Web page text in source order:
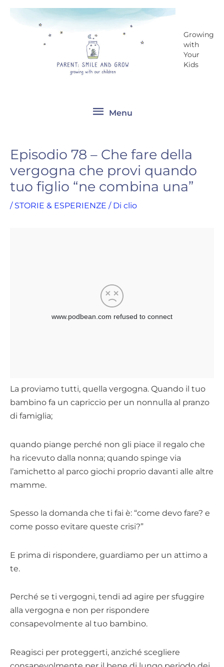
Growing
with
Your
Kids
Menu
Menu
Episodio 78 – Che fare della
vergogna che provi quando
tuo figlio “ne combina una”
/ STORIE & ESPERIENZE / Di clio
La proviamo tutti, quella vergogna. Quando il tuo
bambino fa un capriccio per un nonnulla al pranzo
di famiglia;
quando piange perché non gli piace il regalo che
ha ricevuto dalla nonna; quando spinge via
l’amichetto al parco giochi proprio davanti alle altre
mamme.
Spesso la domanda che ti fai è: “come devo fare? e
come posso evitare queste crisi?”
E prima di rispondere, guardiamo per un attimo a
te.
Perché se ti vergogni, tendi ad agire per sfuggire
alla vergogna e non per rispondere
consapevolmente al tuo bambino.
Reagisci per proteggerti, anziché scegliere